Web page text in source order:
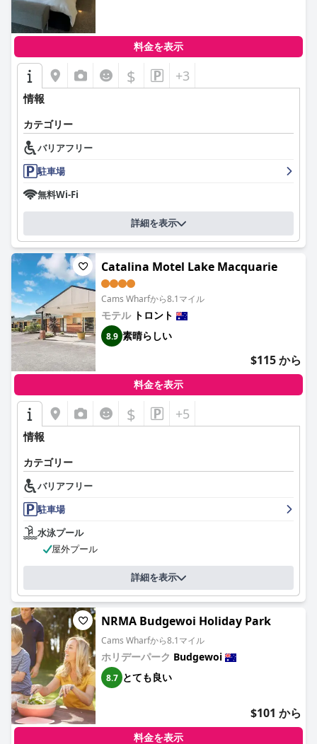
料金を表示
$ +3
情報
カテゴリー
バリアフリー
駐車場
無料Wi-Fi
詳細を表示
Catalina Motel Lake Macquarie
Cams Wharfから8.1マイル
モテル トロント
8.9 素晴らしい
$115 から
料金を表示
$ +5
情報
カテゴリー
バリアフリー
駐車場
水泳プール
屋外プール
詳細を表示
NRMA Budgewoi Holiday Park
Cams Wharfから8.1マイル
ホリデーパーク Budgewoi
8.7 とても良い
$101 から
料金を表示